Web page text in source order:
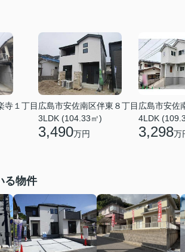
寺１丁目 広島市安佐南区伴東８丁目
3LDK (104.33㎡)
3,490万円
広島市安佐
4LDK
3,298万
る物件